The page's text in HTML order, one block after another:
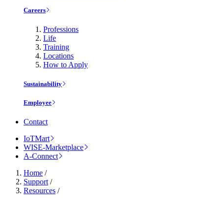
Careers
Professions
Life
Training
Locations
How to Apply
Sustainability
Employee
Contact
IoTMart
WISE-Marketplace
A-Connect
Home /
Support /
Resources /